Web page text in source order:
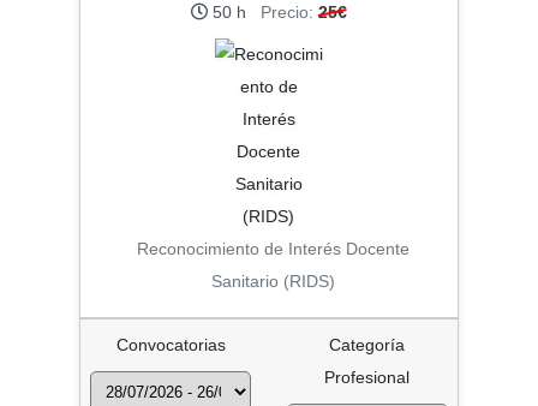
50 h Precio: 25€
Reconocimiento de Interés Docente
Sanitario (RIDS)
Convocatorias
Categoría
Profesional